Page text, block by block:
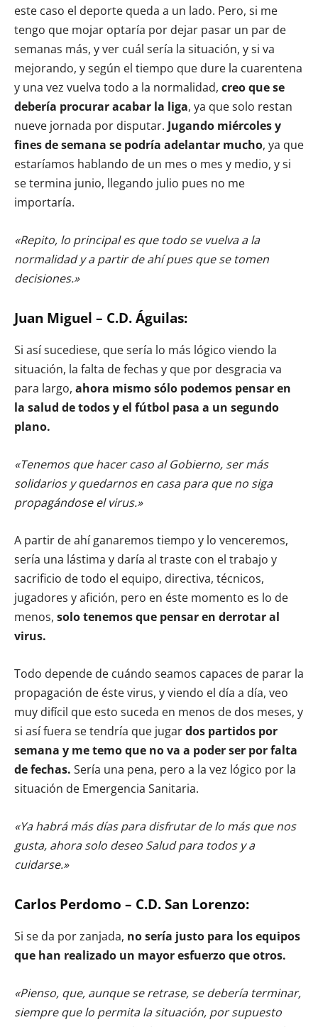
este caso el deporte queda a un lado. Pero, si me
tengo que mojar optaría por dejar pasar un par de
semanas más, y ver cuál sería la situación, y si va
mejorando, y según el tiempo que dure la cuarentena
y una vez vuelva todo a la normalidad, creo que se
debería procurar acabar la liga, ya que solo restan
nueve jornada por disputar. Jugando miércoles y
fines de semana se podría adelantar mucho, ya que
estaríamos hablando de un mes o mes y medio, y si
se termina junio, llegando julio pues no me
importaría.
«Repito, lo principal es que todo se vuelva a la
normalidad y a partir de ahí pues que se tomen
decisiones.»
Juan Miguel – C.D. Águilas:
Si así sucediese, que sería lo más lógico viendo la
situación, la falta de fechas y que por desgracia va
para largo, ahora mismo sólo podemos pensar en
la salud de todos y el fútbol pasa a un segundo
plano.
«Tenemos que hacer caso al Gobierno, ser más
solidarios y quedarnos en casa para que no siga
propagándose el virus.»
A partir de ahí ganaremos tiempo y lo venceremos,
sería una lástima y daría al traste con el trabajo y
sacrificio de todo el equipo, directiva, técnicos,
jugadores y afición, pero en éste momento es lo de
menos, solo tenemos que pensar en derrotar al
virus.
Todo depende de cuándo seamos capaces de parar la
propagación de éste virus, y viendo el día a día, veo
muy difícil que esto suceda en menos de dos meses, y
si así fuera se tendría que jugardos partidos por
semana y me temo que no va a poder ser por falta
de fechas. Sería una pena, pero a la vez lógico por la
situación de Emergencia Sanitaria.
«Ya habrá más días para disfrutar de lo más que nos
gusta, ahora solo deseo Salud para todos y a
cuidarse.»
Carlos Perdomo – C.D. San Lorenzo:
Si se da por zanjada, no sería justo para los equipos
que han realizado un mayor esfuerzo que otros.
«Pienso, que, aunque se retrase, se debería terminar,
siempre que lo permita la situación, por supuesto